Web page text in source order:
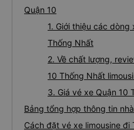
Quận 10
1. Giới thiệu các dòng
Thống Nhất
2. Về chất lượng,
10 Thống Nhất
3. Giá vé xe Quận 10
Bảng tổng hợp thông tin
Cách đặt vé xe limousine đi